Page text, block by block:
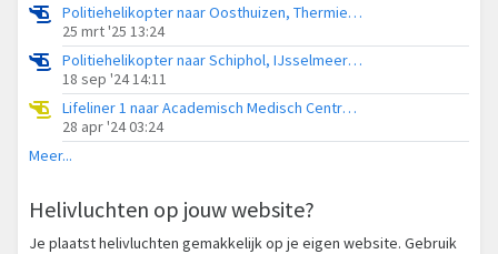
Politiehelikopter naar Oosthuizen, Thermiekstraat
25 mrt '25 13:24
Politiehelikopter naar Schiphol, IJsselmeerdijk
18 sep '24 14:11
Lifeliner 1 naar Academisch Medisch Centrum (AMC), Plevierstraat
28 apr '24 03:24
Meer...
Helivluchten op jouw website?
Je plaatst helivluchten gemakkelijk op je eigen website. Gebruik